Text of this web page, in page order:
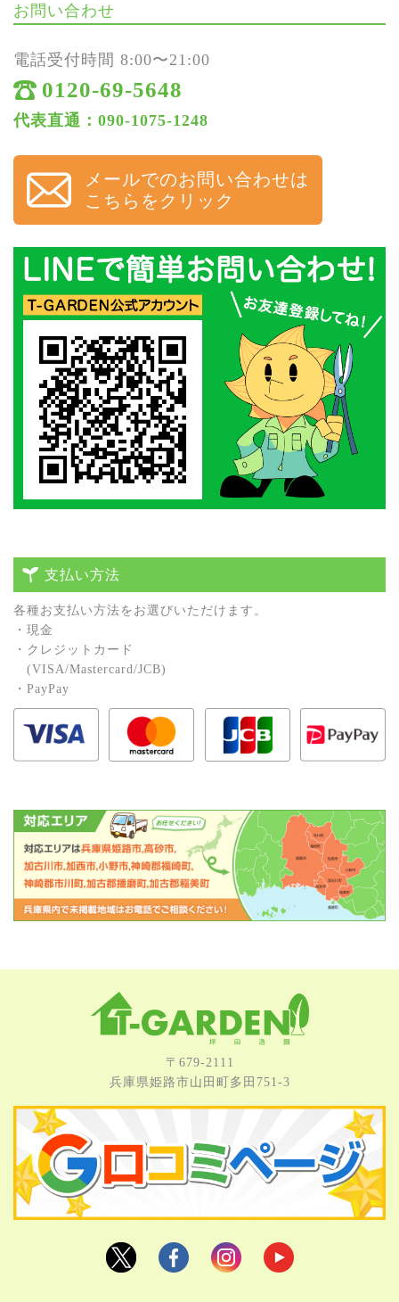
お問い合わせ
電話受付時間 8:00〜21:00
0120-69-5648
代表直通：090-1075-1248
メールでのお問い合わせは
こちらをクリック
支払い方法
各種お⽀払い⽅法をお選びいただけます。
・現⾦
・クレジットカード
(VISA/Mastercard/JCB)
・PayPay
〒679-2111
兵庫県姫路市⼭⽥町多⽥751-3